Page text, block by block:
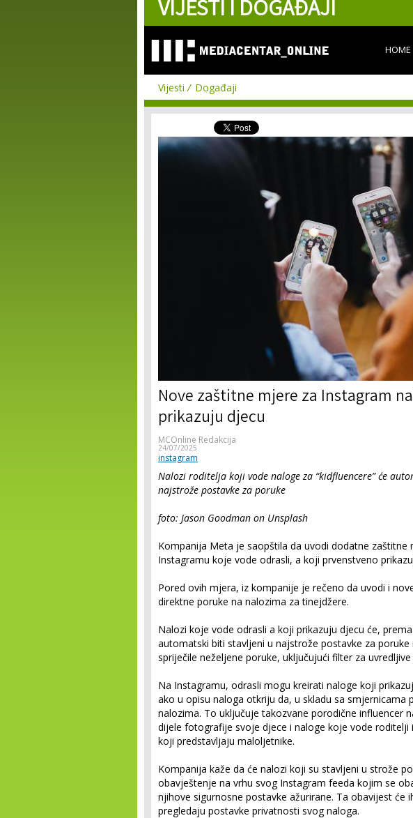
VIJESTI I DOGAĐAJI
HOME
Vijesti Događaji
Nove zaštitne mjere za Instagram
prikazuju djecu
MCOnline Redakcija
24/07/2025
instagram
Nalozi roditelja koji vode naloge za “kidfluencere” će
najstrože postavke za poruke
foto: Jason Goodman on Unsplash
Kompanija Meta je saopštila da uvodi dodatne zaštitne
Instagramu koje vode odrasli, a koji prvenstveno
Pored ovih mjera, iz kompanije je rečeno da uvodi i
direktne poruke na nalozima za tinejdžere.
Nalozi koje vode odrasli a koji prikazuju djecu će,
automatski biti stavljeni u najstrože postavke za poruke
spriječile neželjene poruke, uključujući filter za
Na Instagramu, odrasli mogu kreirati naloge koji
ako u opisu naloga otkriju da, u skladu sa smjernicama
nalozima. To uključuje takozvane porodične influencer
dijele fotografije svoje djece i naloge koje vode roditelji
koji predstavljaju maloljetnike.
Kompanija kaže da će nalozi koji su stavljeni u strože
obavještenje na vrhu svog Instagram feeda kojim se
njihove sigurnosne postavke ažurirane. Ta obavijest će
pregledaju postavke privatnosti svog naloga.